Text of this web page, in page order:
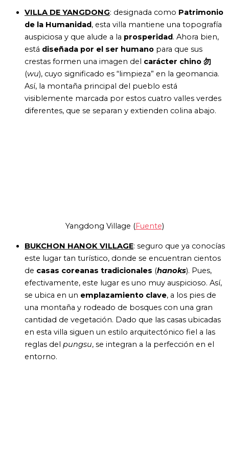
VILLA DE YANGDONG: designada como Patrimonio
de la Humanidad, esta villa mantiene una topografía
auspiciosa y que alude a la prosperidad. Ahora bien,
está diseñada por el ser humano para que sus
crestas formen una imagen del carácter chino 勿
(wu), cuyo significado es “limpieza” en la geomancia.
Así, la montaña principal del pueblo está
visiblemente marcada por estos cuatro valles verdes
diferentes, que se separan y extienden colina abajo.
Yangdong Village (Fuente)
BUKCHON HANOK VILLAGE: seguro que ya conocías
este lugar tan turístico, donde se encuentran cientos
de casas coreanas tradicionales (hanoks). Pues,
efectivamente, este lugar es uno muy auspicioso. Así,
se ubica en un emplazamiento clave, a los pies de
una montaña y rodeado de bosques con una gran
cantidad de vegetación. Dado que las casas ubicadas
en esta villa siguen un estilo arquitectónico fiel a las
reglas del pungsu, se integran a la perfección en el
entorno.